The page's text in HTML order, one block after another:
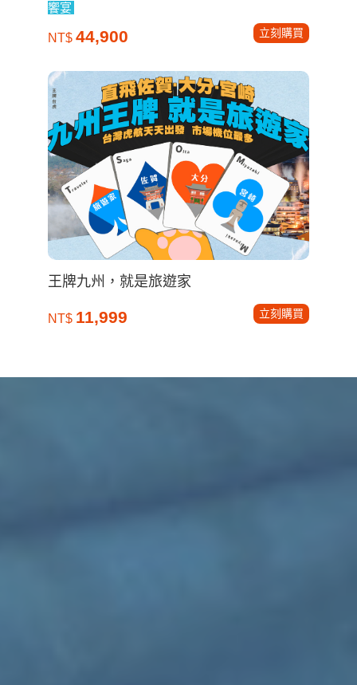
饗宴
NT$ 44,900 立刻購買
王牌九州，就是旅遊家
NT$ 11,999 立刻購買